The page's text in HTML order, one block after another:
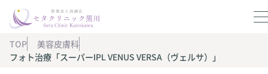
TOP
美容皮膚科
フォト治療「スーパーIPL VENUS VERSA（ヴェルサ）」